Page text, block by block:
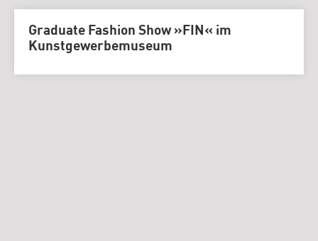
Graduate Fashion Show »FIN« im
Kunstgewerbemuseum